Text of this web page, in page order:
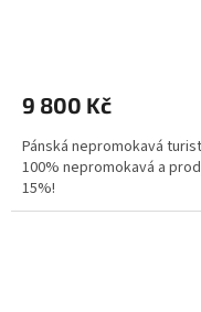
9 800 Kč
Pánská nepromokavá
100% nepromokavá a
15%!